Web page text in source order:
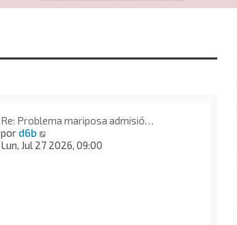
Re: Problema mariposa admisió…
por d6b
e
Lun, Jul 27 2026, 09:00